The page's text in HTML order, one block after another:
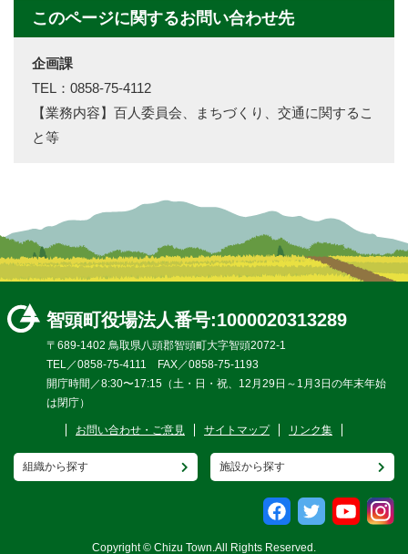
このページに関するお問い合わせ先
企画課
TEL：0858-75-4112
【業務内容】百人委員会、まちづくり、交通に関するこ
と等
智頭町役場法人番号:1000020313289
〒689-1402 鳥取県八頭郡智頭町大字智頭2072-1
TEL／0858-75-4111 FAX／0858-75-1193
開庁時間／8:30〜17:15（土・日・祝、12月29日～1月3日の年末年始
は閉庁）
お問い合わせ・ご意見 サイトマップ リンク集
組織から探す 施設から探す
Copyright © Chizu Town.All Rights Reserved.